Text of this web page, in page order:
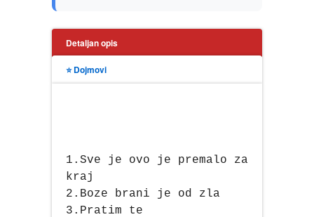
TEORIJE ZAVERE
TINEJDŽ
Detaljan opis
⭐ Dojmovi
1.Sve je ovo je premalo za
kraj
2.Boze brani je od zla
3.Pratim te